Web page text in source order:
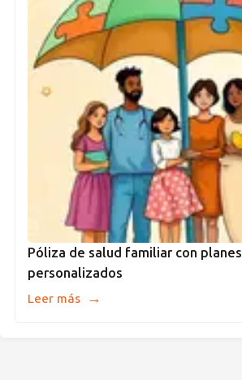
Póliza de salud familiar con planes
personalizados
Leer más →